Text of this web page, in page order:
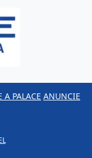
A PALACE ANUNCIE